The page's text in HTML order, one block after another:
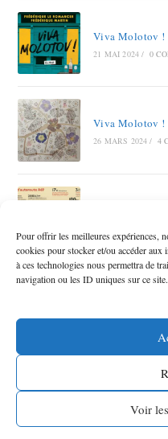
Pour offrir les meilleures expériences,
cookies pour stocker et/ou accéder
à ces technologies nous permettra de
navigation ou les ID uniques sur ce site.
Voir
Viva Molotov !
21 MAI 2024 / 0
Viva Molotov !
26 MARS 2024 / 4
Webdesign